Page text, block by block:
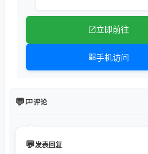
立即前往
手机访问
评论
发表回复